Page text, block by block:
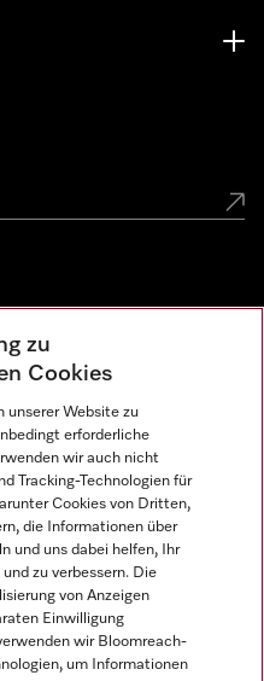
zu
Cookies
unserer Website zu
erforderliche
wir auch nicht
Tracking-Technologien für
Cookies von Dritten,
die Informationen über
und uns dabei helfen, Ihr
zu verbessern. Die
von Anzeigen
Einwilligung
wir Bloomreach-
um Informationen